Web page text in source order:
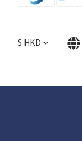
$ HKD